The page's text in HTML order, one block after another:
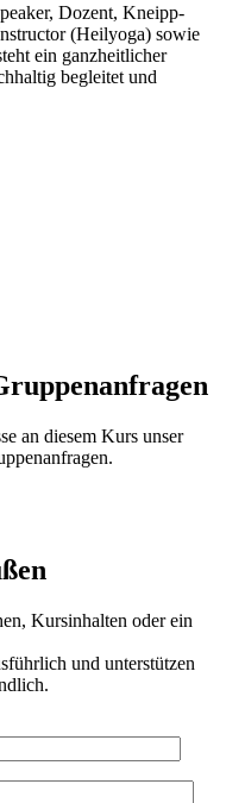
Dozent, Kneipp-
(Heilyoga) sowie
ein ganzheitlicher
begleitet und
an diesem Kurs unser
Kursinhalten oder ein
und unterstützen